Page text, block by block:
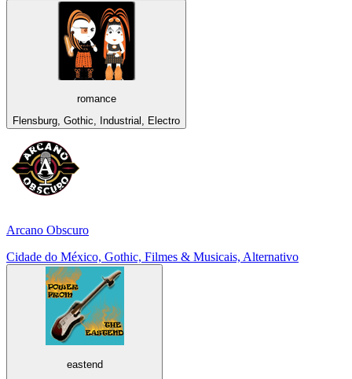
romance
Flensburg, Gothic, Industrial, Electro
Arcano Obscuro
Cidade do México, Gothic, Filmes & Musicais, Alternativo
eastend